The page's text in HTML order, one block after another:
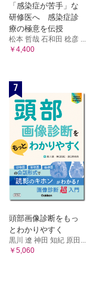
「感染症が苦手」な
研修医へ 感染症診
療の極意を伝授
松本 哲哉 石和田 稔彦 ...
￥4,400
7
頭部画像診断をもっ
とわかりやすく
黒川 遼 神田 知紀 原田...
￥5,060